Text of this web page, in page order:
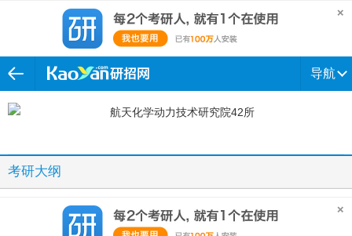
导航
考研大纲